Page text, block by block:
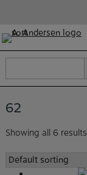
content
for:
62
Showing all 6 results